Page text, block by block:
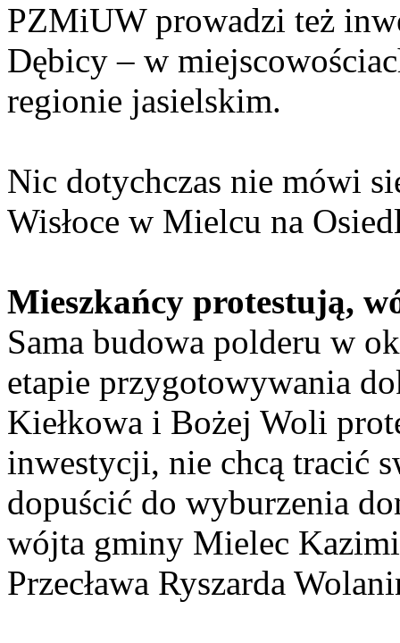
PZMiUW prowadzi też
Dębicy – w
regionie jasielskim.
Nic dotychczas nie mówi
Wisłoce w Mielcu na
Mieszkańcy protestują,
Sama budowa polderu w
etapie przygotowywania
Kiełkowa i Bożej Woli
inwestycji, nie chcą tracić
dopuścić do wyburzenia
wójta gminy Mielec
Przecława Ryszarda